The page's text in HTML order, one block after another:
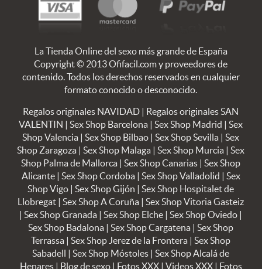
La Tienda Online del sexo más grande de España
Copyright © 2013 Ofifacil.com y proveedores de
contenido. Todos los derechos reservados en cualquier
formato conocido o desconocido.
Regalos originales NAVIDAD | Regalos originales SAN
VALENTIN |Sex Shop Barcelona |Sex Shop Madrid |Sex
Shop Valencia |Sex Shop Bilbao |Sex Shop Sevilla |Sex
Shop Zaragoza |Sex Shop Malaga |Sex Shop Murcia |Sex
Shop Palma de Mallorca |Sex Shop Canarias |Sex Shop
Alicante| Sex Shop Cordoba| Sex Shop Valladolid | Sex
Shop Vigo |Sex Shop Gijón |Sex Shop Hospitalet de
Llobregat |Sex Shop A Coruña |Sex Shop Vitoria Gasteiz
|Sex Shop Granada |Sex Shop Elche |Sex Shop Oviedo |
Sex Shop Badalona |Sex Shop Cargatena |Sex Shop
Terrassa |Sex Shop Jerez de la Frontera |Sex Shop
Sabadell |Sex Shop Móstoles |Sex Shop Alcalá de
Henares| Blog de sexo| Fotos XXX| Videos XXX| Fotos